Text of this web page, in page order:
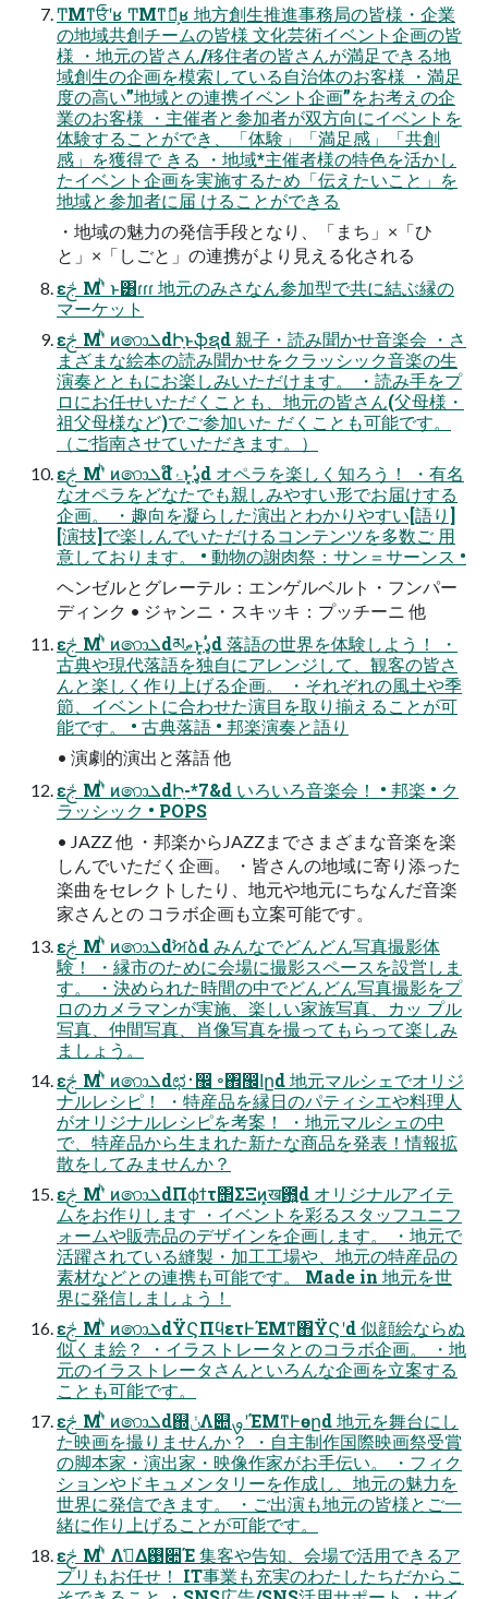
ͲΜͳਓͨͪʹʁ ͲΜͳޮՌ͕ʁ 地⽅創⽣推進事務局の皆様・企業
の地域共創チームの皆様 ⽂化芸術イベント企画の皆
様 ・地元の皆さん/移住者の皆さんが満⾜できる地
域創⽣の企画を模索している⾃治体のお客様 ・満⾜
度の⾼い”地域との連携イベント企画”をお考えの企
業のお客様 ・主催者と参加者が双⽅向にイベントを
体験することができ、「体験」「満⾜感」「共創
感」を獲得で きる ・地域*主催者様の特⾊を活かし
たイベント企画を実施するため「伝えたいこと」を
地域と参加者に届 けることができる
・地域の魅⼒の発信⼿段となり、「まち」×「ひ
と」×「しごと」の連携がより⾒える化される
ԑࢢ ͑Μʹͪ ͱ͸ɾɾɾ 地元のみさなん参加型で共に結ぶ縁の
マーケット
ԑࢢ ͑Μʹͪ ͷ෩ܠdԻָͱֆຊd 親⼦・読み聞かせ⾳楽会 ・さ
まざまな絵本の読み聞かせをクラッシック⾳楽の⽣
演奏とともにお楽しみいただけます。 ・読み⼿をプ
ロにお任せいただくことも、地元の皆さん(⽗⺟様・
祖⽗⺟様など)でご参加いた だくことも可能です。
（ご指南させていただきます。）
ԑࢢ ͑Μʹͪ ͷ෩ܠd໊ۂͱ͓ࣳډd オペラを楽しく知ろう！ ・有名
なオペラをどなたでも親しみやすい形でお届けする
企画。 ・趣向を凝らした演出とわかりやすい[語り]
[演技]で楽しんでいただけるコンテンツを多数ご ⽤
意しております。 • 動物の謝⾁祭：サン＝サーンス •
ヘンゼルとグレーテル：エンゲルベルト・フンパー
ディンク • ジャンニ・スキッキ：プッチーニ 他
ԑࢢ ͑Μʹͪ ͷ෩ܠdམޠͱ͓ࣳډd 落語の世界を体験しよう！ ・
古典や現代落語を独⾃にアレンジして、観客の皆さ
んと楽しく作り上げる企画。 ・それぞれの⾵⼟や季
節、イベントに合わせた演⽬を取り揃えることが可
能です。 • 古典落語 • 邦楽演奏と語り
• 演劇的演出と落語 他
ԑࢢ ͑Μʹͪ ͷ෩ܠdԻָ-*7&d いろいろ⾳楽会！ • 邦楽 • ク
ラッシック • POPS
• JAZZ 他 ・邦楽からJAZZまでさまざまな⾳楽を楽
しんでいただく企画。 ・皆さんの地域に寄り添った
楽曲をセレクトしたり、地元や地元にちなんだ⾳楽
家さんとの コラボ企画も⽴案可能です。
ԑࢢ ͑Μʹͪ ͷ෩ܠdࣸਅձd みんなでどんどん写真撮影体
験！ ・縁市のために会場に撮影スペースを設営しま
す。 ・決められた時間の中でどんどん写真撮影をプ
ロのカメラマンが実施、楽しい家族写真、カッ プル
写真、仲間写真、肖像写真を撮ってもらって楽しみ
ましょう。
ԑࢢ ͑Μʹͪ ͷ෩ܠdಛ࢈඼ ৽঎඼اըd 地元マルシェでオリジ
ナルレシピ！ ・特産品を縁⽇のパティシエや料理⼈
がオリジナルレシピを考案！ ・地元マルシェの中
で、特産品から⽣まれた新たな商品を発表！情報拡
散をしてみませんか？
ԑࢢ ͑Μʹͪ ͷ෩ܠdΠϕϯτ΢ΣΞͷ͓ख఻͍d オリジナルアイテ
ムをお作りします ・イベントを彩るスタッフユニフ
ォームや販売品のデザインを企画します。 ・地元で
活躍されている縫製・加⼯⼯場や、地元の特産品の
素材などとの連携も可能です。 Made in 地元を世
界に発信しましょう！
ԑࢢ ͑Μʹͪ ͷ෩ܠdΫϚΠϥετͰΈΜͳ΋ΫϚʹd 似顔絵ならぬ
似くま絵？ ・イラストレータとのコラボ企画。 ・地
元のイラストレータさんといろんな企画を⽴案する
ことも可能です。
ԑࢢ ͑Μʹͪ ͷ෩ܠd஍ݩΛ୊ࡐʹΈΜͳͰөըd 地元を舞台にし
た映画を撮りませんか？ ・⾃主制作国際映画祭受賞
の脚本家・演出家・映像作家がお⼿伝い。 ・フィク
ションやドキュメンタリーを作成し、地元の魅⼒を
世界に発信できます。 ・ご出演も地元の皆様とご⼀
緒に作り上げることが可能です。
ԑࢢ ͑Μʹͪ Λࢧ͑Δ࢓૊Έ 集客や告知、会場で活⽤できるア
プリもお任せ！ IT事業も充実のわたしたちだからこ